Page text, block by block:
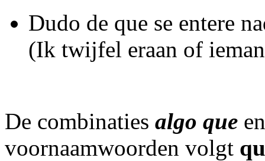
Dudo de que se entere
(Ik twijfel eraan of
De combinaties algo que
voornaamwoorden volgt